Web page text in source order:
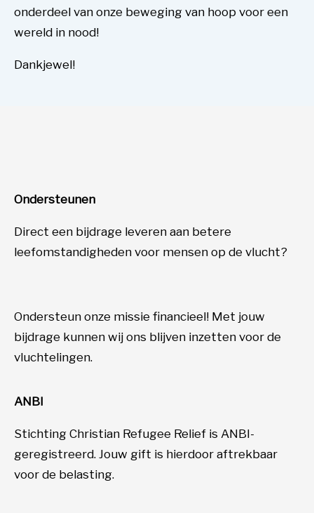
onderdeel van onze beweging van hoop voor een
wereld in nood!
Dankjewel!
Ondersteunen
Direct een bijdrage leveren aan betere
leefomstandigheden voor mensen op de vlucht?
Ondersteun onze missie financieel! Met jouw
bijdrage kunnen wij ons blijven inzetten voor de
vluchtelingen.
ANBI
Stichting Christian Refugee Relief is ANBI-
geregistreerd. Jouw gift is hierdoor aftrekbaar
voor de belasting.